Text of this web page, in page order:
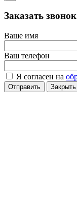
Заказать звонок
Ваше имя
Ваш телефон
Я согласен на
Отправить Закрыть